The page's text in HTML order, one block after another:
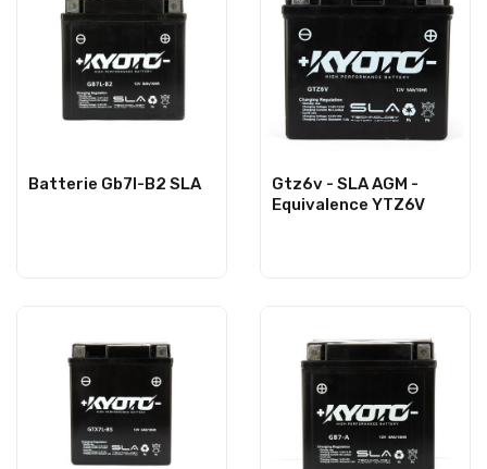
Batterie Gb7l-B2 SLA
Gtz6v - SLA AGM -
Equivalence YTZ6V